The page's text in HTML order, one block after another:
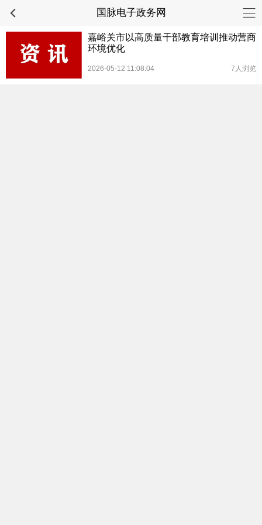
国脉电子政务网
嘉峪关市以高质量干部教育培训推动营商
环境优化
2026-05-12 11:08:04 7人浏览